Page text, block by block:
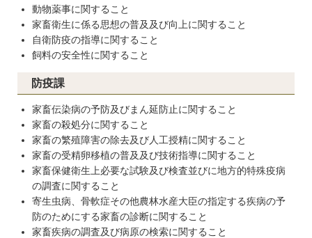
動物薬事に関すること
家畜衛生に係る思想の普及及び向上に関すること
自衛防疫の指導に関すること
飼料の安全性に関すること
防疫課
家畜伝染病の予防及びまん延防止に関すること
家畜の殺処分に関すること
家畜の繁殖障害の除去及び人工授精に関すること
家畜の受精卵移植の普及及び技術指導に関すること
家畜保健衛生上必要な試験及び検査並びに地方的特殊疫病
の調査に関すること
寄生虫病、骨軟症その他農林水産大臣の指定する疾病の予
防のためにする家畜の診断に関すること
家畜疾病の調査及び病原の検索に関すること